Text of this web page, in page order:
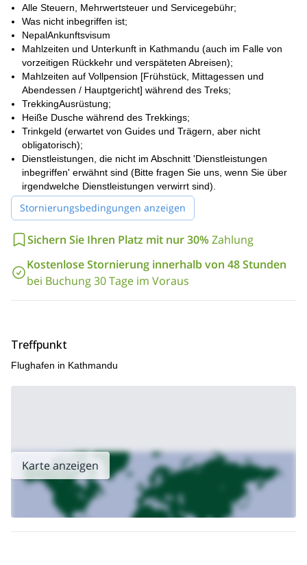
Alle Steuern, Mehrwertsteuer und Servicegebühr;
Was nicht inbegriffen ist;
NepalAnkunftsvisum
Mahlzeiten und Unterkunft in Kathmandu (auch im Falle von
vorzeitigen Rückkehr und verspäteten Abreisen);
Mahlzeiten auf Vollpension [Frühstück, Mittagessen und
Abendessen / Hauptgericht] während des Treks;
TrekkingAusrüstung;
Heiße Dusche während des Trekkings;
Trinkgeld (erwartet von Guides und Trägern, aber nicht
obligatorisch);
Dienstleistungen, die nicht im Abschnitt 'Dienstleistungen
inbegriffen' erwähnt sind (Bitte fragen Sie uns, wenn Sie über
irgendwelche Dienstleistungen verwirrt sind).
Stornierungsbedingungen anzeigen
Sichern Sie Ihren Platz mit nur 30%Zahlung
Kostenlose Stornierung innerhalb von 48 Stunden
bei Buchung 30 Tage im Voraus
Treffpunkt
Flughafen in Kathmandu
Karte anzeigen